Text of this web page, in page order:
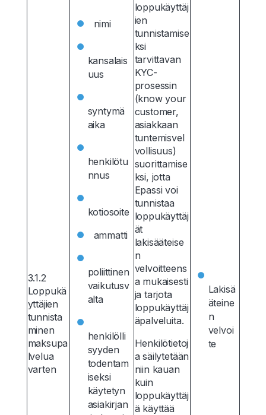
3.1.2
Loppukä
yttäjien
tunnista
minen
maksupa
lvelua
varten
nimi
kansalais
uus
syntymä
aika
henkilötu
nnus
kotiosoite
ammatti
poliittinen
vaikutusv
alta
henkilölli
syyden
todentam
iseksi
käytetyn
asiakirjan
loppukäyttäj
ien
tunnistamise
ksi
tarvittavan
KYC-
prosessin
(know your
customer,
asiakkaan
tuntemisvel
vollisuus)
suorittamise
ksi, jotta
Epassi voi
tunnistaa
loppukäyttäj
ät
lakisääteise
n
velvoitteens
a mukaisesti
ja tarjota
loppukäyttäj
äpalveluita.
Henkilötietoj
a säilytetään
niin kauan
kuin
loppukäyttäj
ä käyttää
Lakisä
äteine
n
velvoi
te